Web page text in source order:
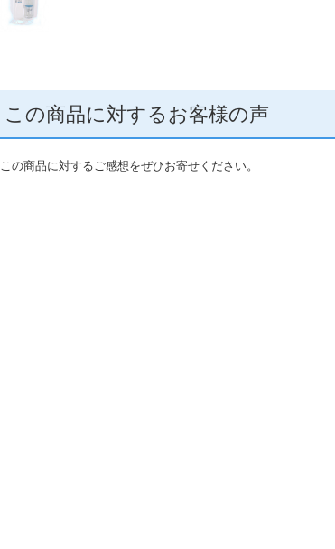
この商品に対するお客様の声
この商品に対するご感想をぜひお寄せください。